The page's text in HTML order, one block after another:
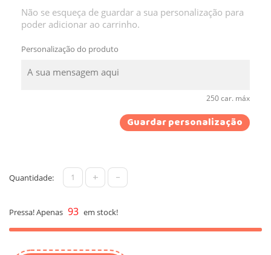
Não se esqueça de guardar a sua personalização para
poder adicionar ao carrinho.
Personalização do produto
250 car. máx
Guardar personalização
Quantidade: + -
Pressa! Apenas 93 em stock!